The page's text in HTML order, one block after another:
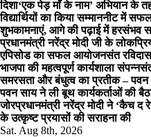
दिशा‘एक पेड़ माँ के नाम’ अभियान के
विद्यार्थियों का किया सम्माननीट में
शुभकामनाएं, आगे की पढ़ाई में हरसंभव
प्रधानमंत्री नरेंद्र मोदी जी के
एपिसोड का सफल आयोजनसंत
भाजपा की महत्वपूर्ण कार्यशाला
समरसता और बंधुत्व का प्रतीक – पवन
पवन साय ने ली बूथ कार्यकर्ताओं की
जोरप्रधानमंत्री नरेंद्र मोदी ने ‘कैच
के उत्कृष्ट प्रयासों की सराहना की
Sat. Aug 8th, 2026